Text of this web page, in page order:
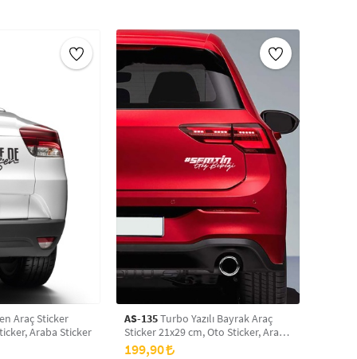
Araç Sticker
Araba Sticker
AS-135Turbo Yazılı Bayrak Araç
Sticker 21x29 cm, Oto Sticker, Araba
Sticker
199,90